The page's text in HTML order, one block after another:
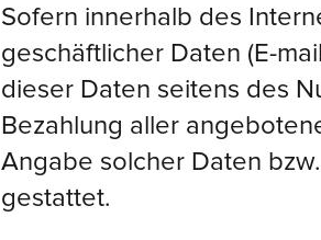
Sofern innerhalb des
geschäftlicher Daten (E-
dieser Daten seitens des
Bezahlung aller
Angabe solcher Daten
gestattet.